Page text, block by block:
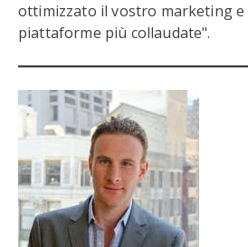
ottimizzato il vostro marketing e
piattaforme più collaudate".